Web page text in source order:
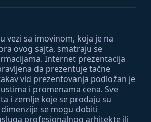
vezi sa imovinom, koja je na
ovog sajta, smatraju se
Internet prezentacija
da prezentuje tačne
vid prezentovanja podložan je
i promenama cena. Sve
i zemlje koje se prodaju su
se mogu dobiti
profesionalnog arhitekte ili